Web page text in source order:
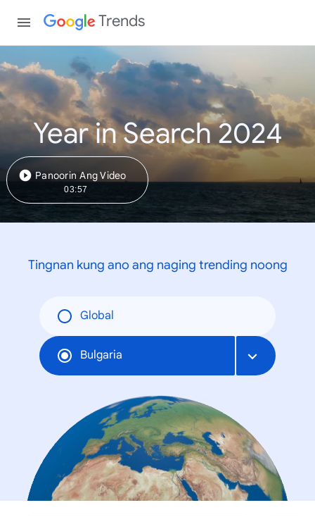
Trends
Year in Search 2024
Panoorin Ang Video
03:57
Tingnan kung ano ang naging trending noong
Global
Bulgaria